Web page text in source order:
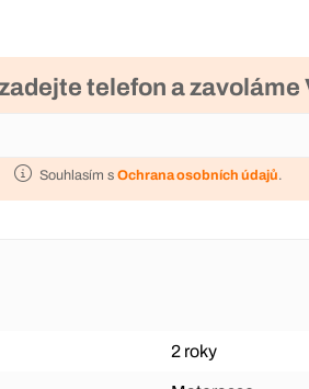
telefon a zavoláme
Souhlasím s Ochrana osobních údajů.
2 roky